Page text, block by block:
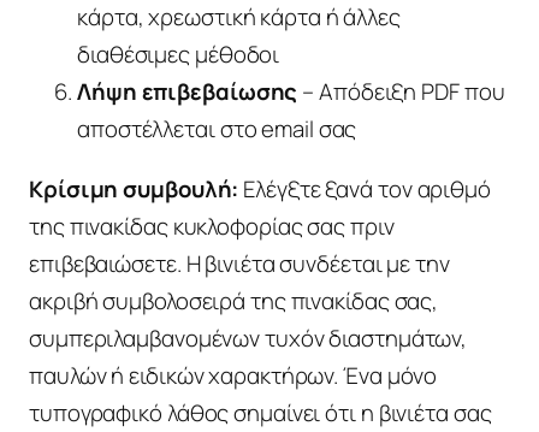
κάρτα, χρεωστική κάρτα ή άλλες
διαθέσιμες μέθοδοι
Λήψη επιβεβαίωσης – Απόδειξη PDF που
αποστέλλεται στο email σας
Κρίσιμη συμβουλή: Ελέγξτε ξανά τον αριθμό
της πινακίδας κυκλοφορίας σας πριν
επιβεβαιώσετε. Η βινιέτα συνδέεται με την
ακριβή συμβολοσειρά της πινακίδας σας,
συμπεριλαμβανομένων τυχόν διαστημάτων,
παυλών ή ειδικών χαρακτήρων. Ένα μόνο
τυπογραφικό λάθος σημαίνει ότι η βινιέτα σας